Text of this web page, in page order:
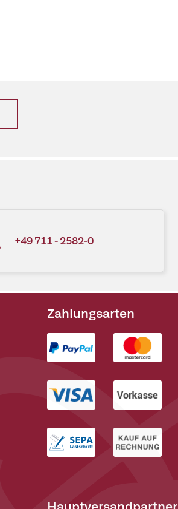
+49 711 - 2582-0
Zahlungsarten